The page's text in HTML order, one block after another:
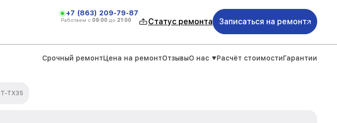
+7 (863) 209-79-87
Работаем с 09:00 до 21:00 Статус ремонта Записаться на ремонт
Срочный ремонтЦена на ремонтОтзывыО нас Расчёт стоимостиГарантии
TX35